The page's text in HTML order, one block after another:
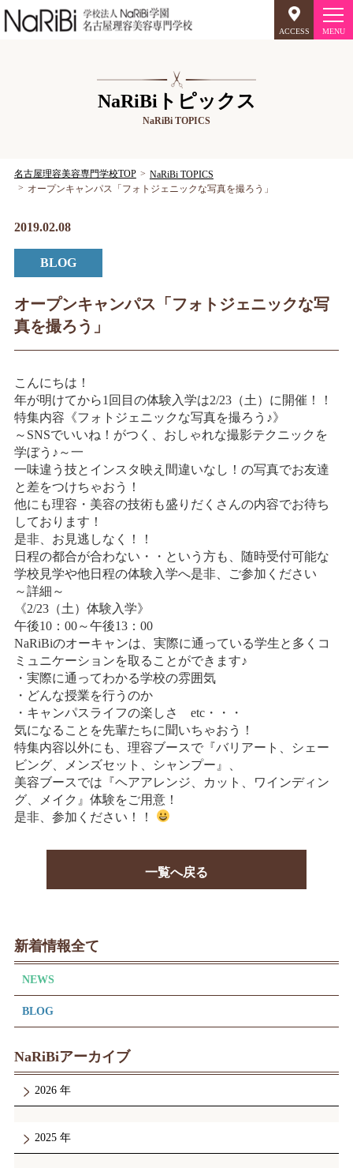
ACCESS
オープンキャンパス
NaRiBiのミリョク
キャンパスライフ
就職について
学生・保護者向け
一般サロン向け
後援会向け
学校情報
よくある質問
サイトマップ
お問合わせ
NaRiBiトピックス
NaRiBi TOPICS
名古屋理容美容専門学校TOP
NaRiBi TOPICS
オープンキャンパス「フォトジェニックな写真を撮ろう」
2019.02.08
BLOG
オープンキャンパス「フォトジェニックな写
真を撮ろう」
こんにちは！
年が明けてから1回目の体験入学は2/23（土）に開催！！
特集内容《フォトジェニックな写真を撮ろう♪》
～SNSでいいね！がつく、おしゃれな撮影テクニックを
学ぼう♪～一
一味違う技とインスタ映え間違いなし！の写真でお友達
と差をつけちゃおう！
他にも理容・美容の技術も盛りだくさんの内容でお待ち
しております！
是非、お見逃しなく！！
日程の都合が合わない・・という方も、随時受付可能な
学校見学や他日程の体験入学へ是非、ご参加ください
～詳細～
《2/23（土）体験入学》
午後10：00～午後13：00
NaRiBiのオーキャンは、実際に通っている学生と多くコ
ミュニケーションを取ることができます♪
・実際に通ってわかる学校の雰囲気
・どんな授業を行うのか
・キャンパスライフの楽しさ etc・・・
気になることを先輩たちに聞いちゃおう！
特集内容以外にも、理容ブースで『バリアート、シェー
ビング、メンズセット、シャンプー』、
美容ブースでは『ヘアアレンジ、カット、ワインディン
グ、メイク』体験をご用意！
是非、参加ください！！
一覧へ戻る
新着情報全て
NEWS
BLOG
NaRiBiアーカイブ
2026
2025